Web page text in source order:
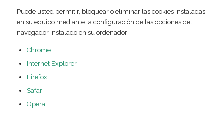
Puede usted permitir, bloquear o eliminar las cookies instaladas
en su equipo mediante la configuración de las opciones del
navegador instalado en su ordenador:
Chrome
Internet Explorer
Firefox
Safari
Opera